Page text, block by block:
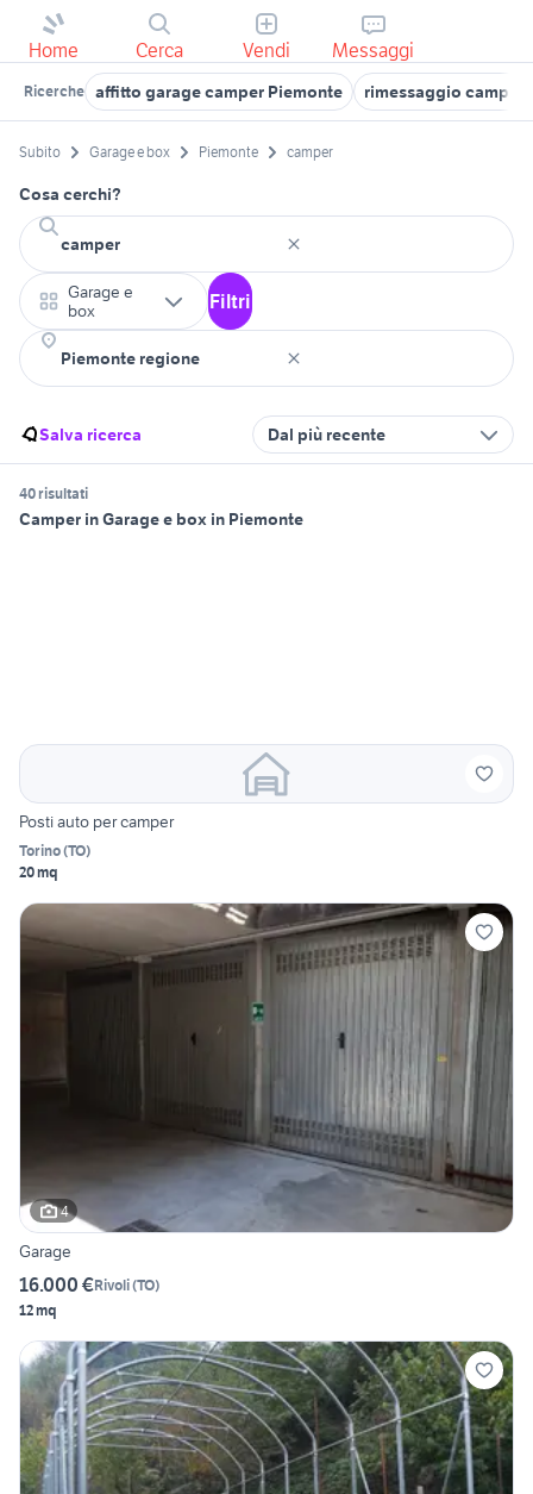
Home Cerca Vendi Messaggi
Ricerche affitto garage camper Piemonte rimessaggio camper
Subito Garage e box Piemonte camper
Cosa cerchi?
Garage e
box
Filtri
Salva ricerca Dal più recente
40 risultati
Camper in Garage e box in Piemonte
Posti auto per camper
Torino(TO)
20 mq
4
Garage
16.000 €Rivoli(TO)
12 mq